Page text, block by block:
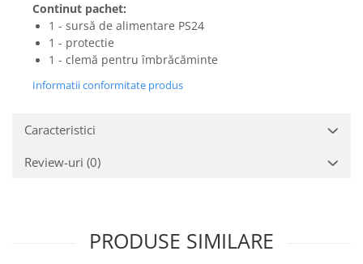
Stative pentru Boxe
Stative pentru Microfoane
Continut pachet:
1 - sursă de alimentare PS24
1 - protectie
1 - clemă pentru îmbrăcăminte
Informatii conformitate produs
Caracteristici
Review-uri (0)
PRODUSE SIMILARE